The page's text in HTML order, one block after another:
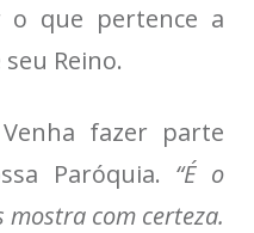
o que pertence a
Reino.
fazer parte
Paróquia. “É o
com certeza.